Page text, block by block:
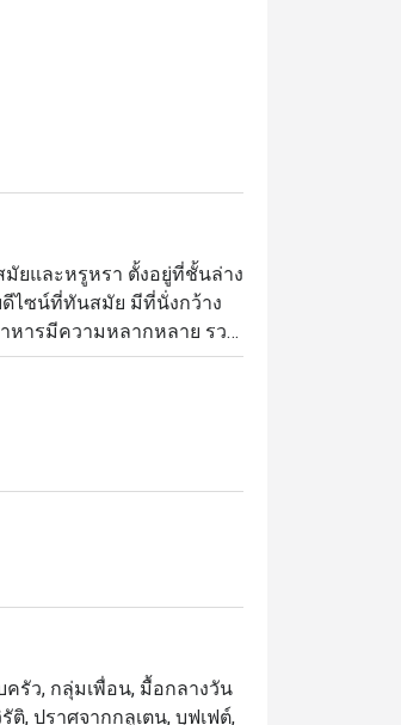
มัยและหรูหรา ตั้งอยู่ที่ชั้นล่าง
ดีไซน์ที่ทันสมัย มีที่นั่งกว้าง
หารมีความหลากหลาย รวม
ละคุณภาพสูง เหมาะสำหรับ
อบประสบการณ์การรับ
รัว, กลุ่มเพื่อน, มื้อกลางวัน
ติ, ปราศจากกลูเตน, บุฟเฟต์,